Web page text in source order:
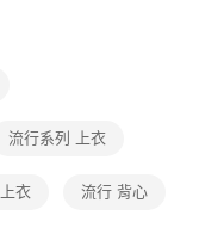
面顯示為準，若有關於
聯繫「AFTEE先享後付
support/home
先享後付」服務完成之交
流行系列 上衣
衣 流行 背心